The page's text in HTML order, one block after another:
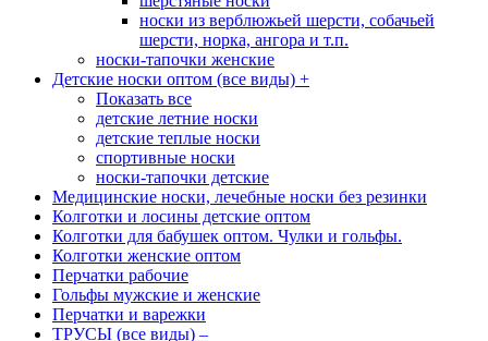
носки из верблюжьей шерсти, собачьей
шерсти, норка, ангора и т.п.
носки-тапочки женские
Детские носки оптом (все виды) +
Показать все
детские летние носки
детские теплые носки
спортивные носки
носки-тапочки детские
Медицинские носки, лечебные носки без резинки
Колготки и лосины детские оптом
Колготки для бабушек оптом. Чулки и гольфы.
Колготки женские оптом
Перчатки рабочие
Гольфы мужские и женские
Перчатки и варежки
ТРУСЫ (все виды) –